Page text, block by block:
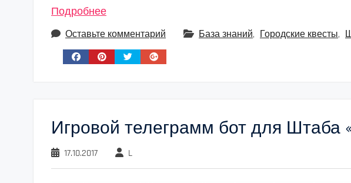
Подробнее
Оставьте комментарий База знаний, Городские квесты,
Игровой телеграмм бот для Штаба
17.10.2017 L